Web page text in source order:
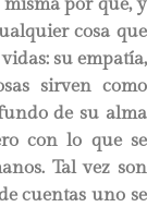
cosa que
su empatía,
sirven como
de su alma
con lo que se
Tal vez son
cuentas uno se